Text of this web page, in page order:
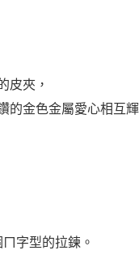
皮夾，
的金色金屬愛心相互
字型的拉鍊。